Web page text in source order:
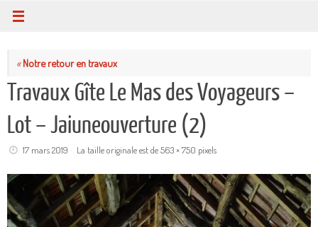
«Notre retour en travaux
Travaux Gîte Le Mas des Voyageurs –
Lot – Jaiuneouverture (2)
17 mars 2019 La taille originale est de563 × 750 pixels